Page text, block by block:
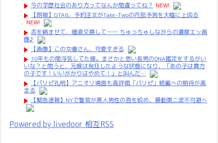
今の学歴社会のあり方ってなんか間違ってね？ NEW!
【朗報】GTA6、予約注文がTake-Twoの内部予測を大幅に上回る
NEW!
舌を絡ませて、唾液交換して── ちゅっちゅしながらの濃厚エッ画
像♪
【画像】この女優さん、可愛すぎる
10年もの間浮気してた嫁。まさかと思い長男のDNA鑑定をするがい
いな？と問うと、元嫁は発狂したような状態になり、「あの子は貴方
の子です！いいがかりはやめて！」と叫んだ…
【パリピ孔明】アニオリ場面も高評価「パリピ」続編への期待が高
まる
【緊急速報】NYで警官が黒人男性の首を絞め、暴動第二波不可避へ
Powered by livedoor 相互RSS